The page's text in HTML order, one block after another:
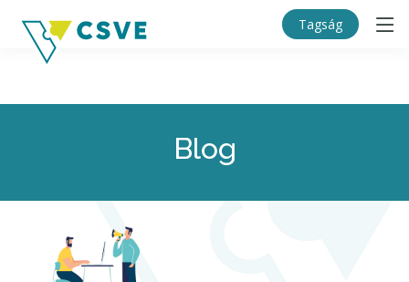
Tagság
Blog